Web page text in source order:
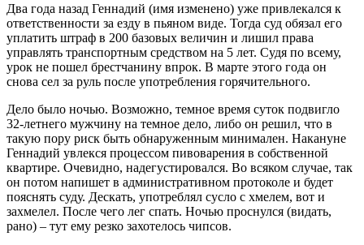
Два года назад Геннадий (имя изменено) уже привлекался к
ответственности за езду в пьяном виде. Тогда суд обязал его
уплатить штраф в 200 базовых величин и лишил права
управлять транспортным средством на 5 лет. Судя по всему,
урок не пошел брестчанину впрок. В марте этого года он
снова сел за руль после употребления горячительного.
Дело было ночью. Возможно, темное время суток подвигло
32-летнего мужчину на темное дело, либо он решил, что в
такую пору риск быть обнаруженным минимален. Накануне
Геннадий увлекся процессом пивоварения в собственной
квартире. Очевидно, надегустировался. Во всяком случае, так
он потом напишет в административном протоколе и будет
пояснять суду. Дескать, употреблял сусло с хмелем, вот и
захмелел. После чего лег спать. Ночью проснулся (видать,
рано) – тут ему резко захотелось чипсов.